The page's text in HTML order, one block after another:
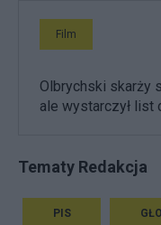
Film
Olbrychski skarży
ale wystarczył list
Tematy Redakcja
PIS